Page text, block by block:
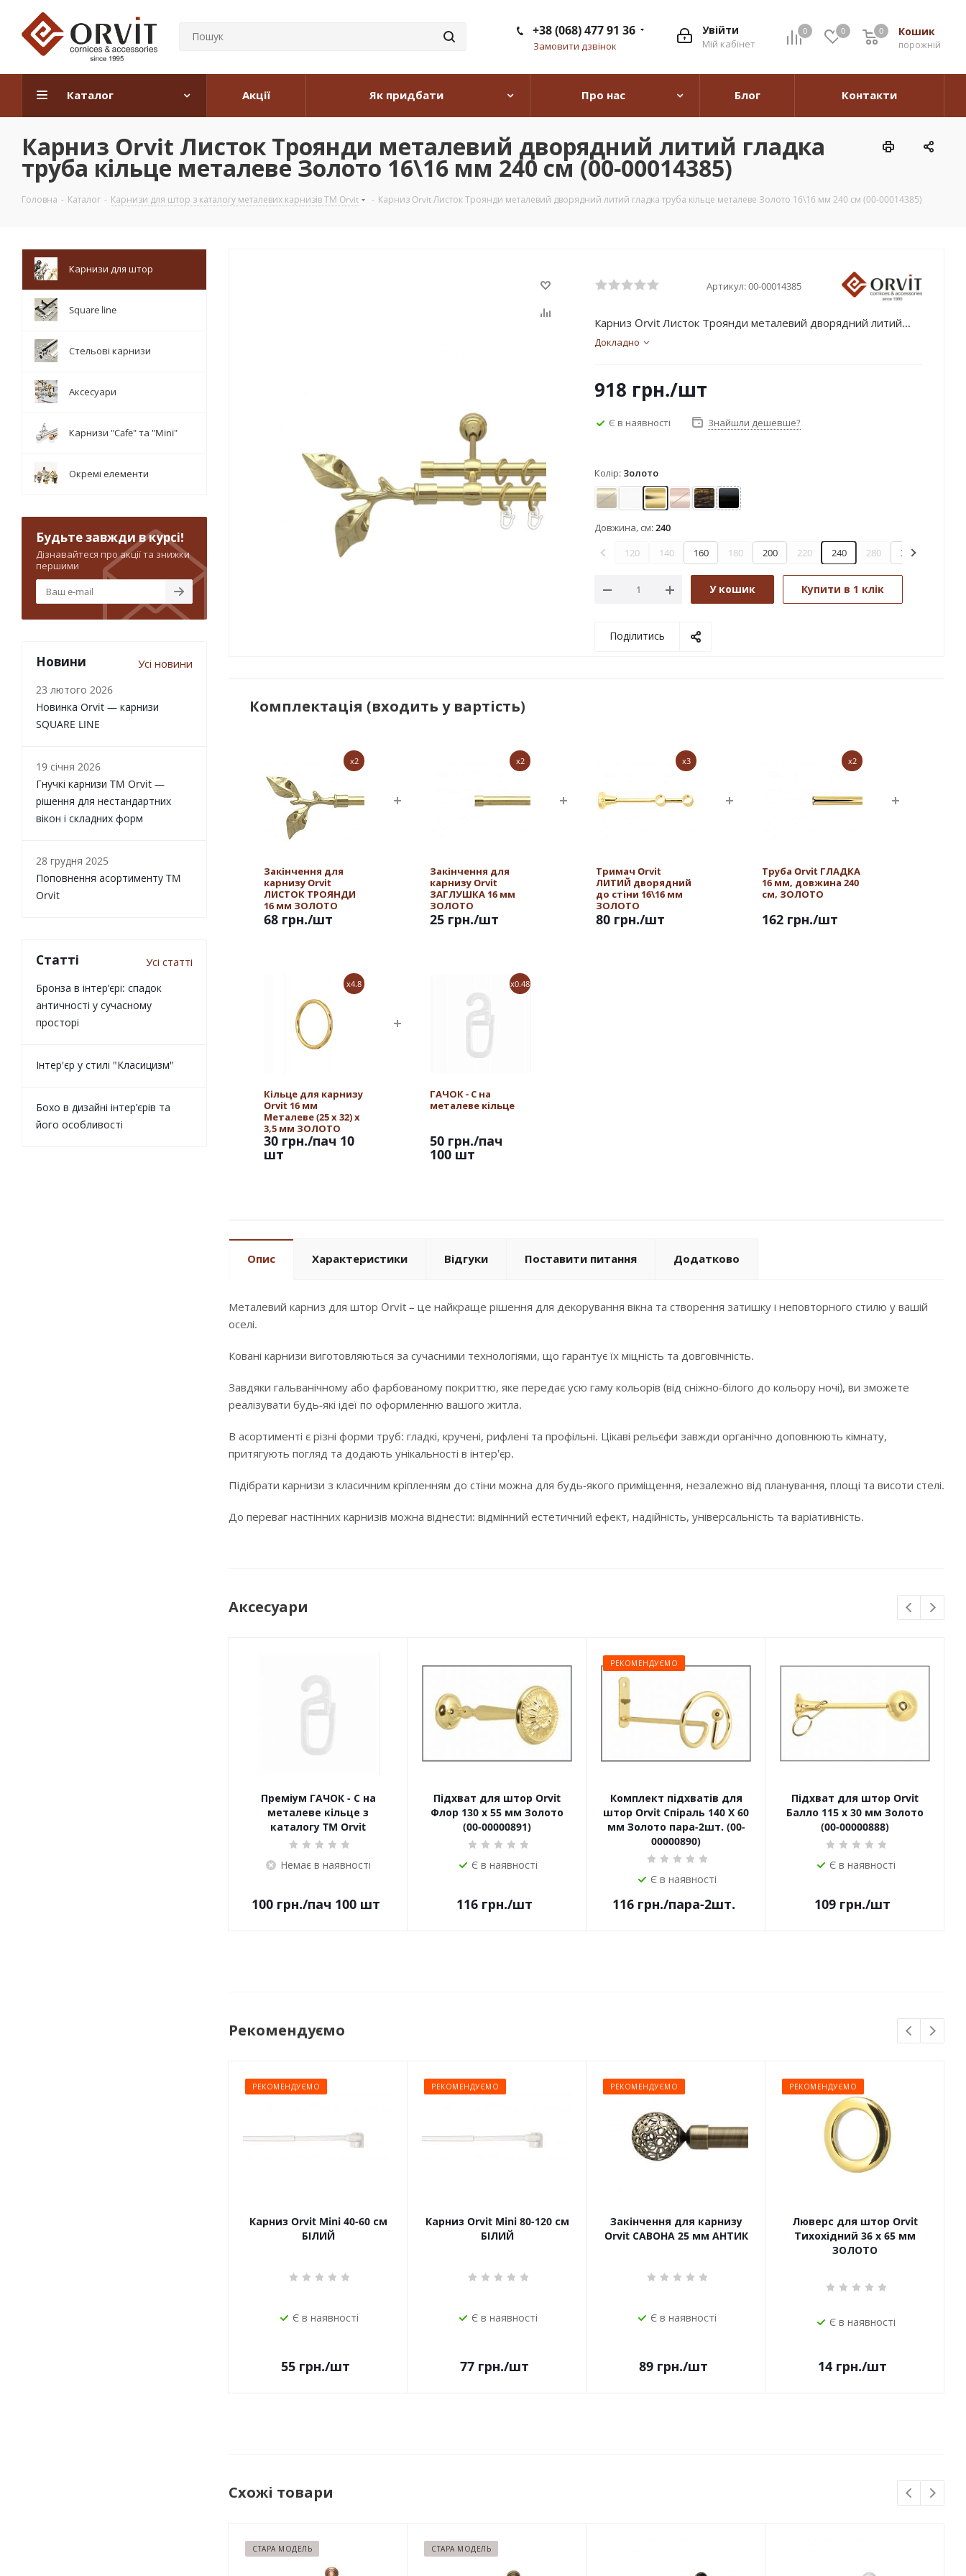
0 0 Кошик
0
порожній
0
Увійти
Мій кабінет
+38 (068) 477 91 36
Замовити дзвінок
Каталог Акції Як придбати Про нас Блог Контакти
Карниз Orvit Листок Троянди металевий дворядний литий гладка
труба кільце металеве Золото 16\16 мм 240 см (00-00014385)
Головна - Каталог - Карнизи для штор з каталогу металевих карнизів TM Orvit - Карниз Orvit Листок Троянди металевий дворядний литий гладка труба кільце металеве Золото 16\16 мм 240 см (00-00014385)
Артикул:00-00014385
Карниз Orvit Листок Троянди металевий дворядний литий...
Докладно
918 грн./шт
Є в наявності Знайшли дешевше?
Колір: Золото
Антик АрктісЗолотоМідьЧорне золото
Чорний оксамит
Довжина, см:240
120
140 160 180 200 220 240 280 300
У кошик Купити в 1 клік
Поділитись
Комплектація (входить у вартість)
x2
Закінчення для
карнизу Orvit
ЛИСТОК ТРОЯНДИ
16 мм ЗОЛОТО
68 грн./шт
x2
Закінчення для
карнизу Orvit
ЗАГЛУШКА 16 мм
ЗОЛОТО
25 грн./шт
x3
Тримач Orvit
ЛИТИЙ дворядний
до стіни 16\16 мм
ЗОЛОТО
80 грн./шт
x2
Труба Orvit ГЛАДКА
16 мм, довжина 240
см, ЗОЛОТО
162 грн./шт
x4.8
Кільце для карнизу
Orvit 16 мм
Металеве (25 х 32) х
3,5 мм ЗОЛОТО
30 грн./пач 10
шт
x0.48
ГАЧОК - С на
металеве кільце
50 грн./пач
100 шт
Опис Характеристики Відгуки Поставити питання Додатково
Металевий карниз для штор Orvit – це найкраще рішення для декорування вікна та створення затишку і неповторного стилю у вашій
оселі.
Ковані карнизи виготовляються за сучасними технологіями, що гарантує їх міцність та довговічність.
Завдяки гальванічному або фарбованому покриттю, яке передає усю гаму кольорів (від сніжно-білого до кольору ночі), ви зможете
реалізувати будь-які ідеї по оформленню вашого житла.
В асортименті є різні форми труб: гладкі, кручені, рифлені та профільні. Цікаві рельєфи завжди органічно доповнюють кімнату,
притягують погляд та додають унікальності в інтер'єр.
Підібрати карнизи з класичним кріпленням до стіни можна для будь-якого приміщення, незалежно від планування, площі та висоти стелі.
До переваг настінних карнизів можна віднести: відмінний естетичний ефект, надійність, універсальність та варіативність.
Аксесуари
Преміум ГАЧОК - С на
металеве кільце з
каталогу TM Orvit
Немає в наявності
100грн./пач 100 шт
Підхват для штор Orvit
Флор 130 х 55 мм Золото
(00-00000891)
Є в наявності
116 грн./шт
РЕКОМЕНДУЄМО
Комплект підхватів для
штор Orvit Спіраль 140 Х 60
мм Золото пара-2шт. (00-
00000890)
Є в наявності
116грн./пара-2шт.
Підхват для штор Orvit
Балло 115 х 30 мм Золото
(00-00000888)
Є в наявності
109 грн./шт
Рекомендуємо
РЕКОМЕНДУЄМО
Карниз Orvit Mini 40-60 см
БІЛИЙ
Є в наявності
55 грн./шт
РЕКОМЕНДУЄМО
Карниз Orvit Mini 80-120 см
БІЛИЙ
Є в наявності
77 грн./шт
РЕКОМЕНДУЄМО
Закінчення для карнизу
Orvit САВОНА 25 мм АНТИК
Є в наявності
89 грн./шт
РЕКОМЕНДУЄМО
Люверс для штор Orvit
Тихохідний 36 х 65 мм
ЗОЛОТО
Є в наявності
14 грн./шт
Схожі товари
СТАРА МОДЕЛЬ СТАРА МОДЕЛЬ
Карнизи для штор
Square line
Стельові карнизи
Аксесуари
Карнизи "Cafe" та "Mini"
Окремі елементи
Будьте завжди в курсі!
Дізнавайтеся про акції та знижки
першими
Новини Усі новини
23 лютого 2026
Новинка Orvit — карнизи
SQUARE LINE
19 січня 2026
Гнучкі карнизи TM Orvit —
рішення для нестандартних
вікон і складних форм
28 грудня 2025
Поповнення асортименту TM
Orvit
Статті Усі статті
Бронза в інтер’єрі: спадок
античності у сучасному
просторі
Інтер'єр у стилі "Класицизм"
Бохо в дизайні інтер’єрів та
його особливості